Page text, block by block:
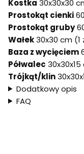
Kostka 30x30x30
Prostokąt cienki
Prostokąt gruby
Wałek30x30 cm (1
Baza z wycięciem
Półwalec
Trójkąt/klin
Dodatkowy opis
FAQ